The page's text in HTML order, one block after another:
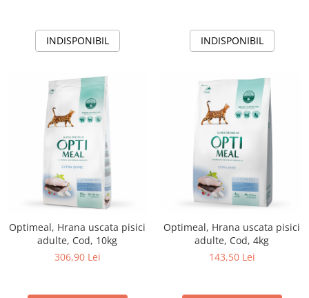
INDISPONIBIL INDISPONIBIL
Optimeal, Hrana uscata pisici
adulte, Cod, 10kg
306,90 Lei
Optimeal, Hrana uscata pisici
adulte, Cod, 4kg
143,50 Lei